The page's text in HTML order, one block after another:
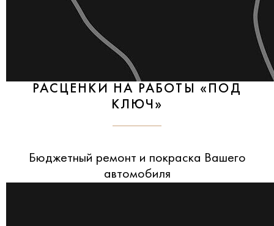
РАСЦЕНКИ НА РАБОТЫ «ПОД
КЛЮЧ»
Бюджетный ремонт и покраска Вашего
автомобиля